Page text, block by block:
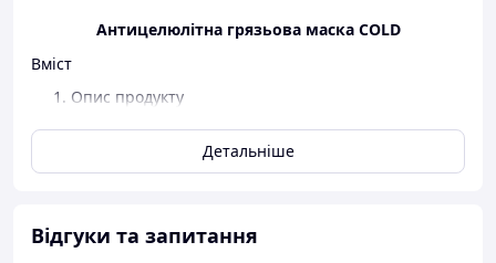
Антицелюлітна грязьова маска COLD
Вміст
Опис продукту
Застосування в косметології
Ефект від застосування
1. Опис продукту
Детальніше
Відгуки та запитання